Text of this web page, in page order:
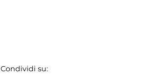
Condividi su: